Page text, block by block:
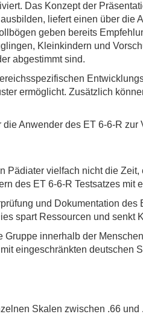
Das Konzept der
liefert einen über die
geben bereits
Kleinkindern und
abgestimmt sind.
ermöglicht. Zusätzlich
Anwender des ET 6-6-R
Pädiater vielfach nicht die
des ET 6-6-R Testsatzes mit
und Dokumentation
spart Ressourcen und senkt
innerhalb der
eingeschränkten deutschen
Skalen zwischen .66 und